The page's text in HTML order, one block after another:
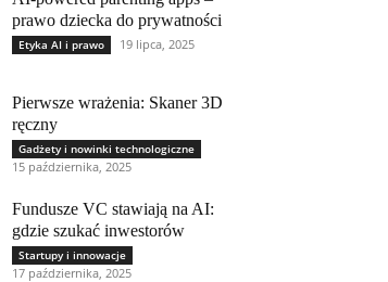
prawo dziecka do prywatności
Etyka AI i prawo 19 lipca, 2025
Pierwsze wrażenia: Skaner 3D
ręczny
Gadżety i nowinki technologiczne
15 października, 2025
Fundusze VC stawiają na AI:
gdzie szukać inwestorów
Startupy i innowacje
17 października, 2025